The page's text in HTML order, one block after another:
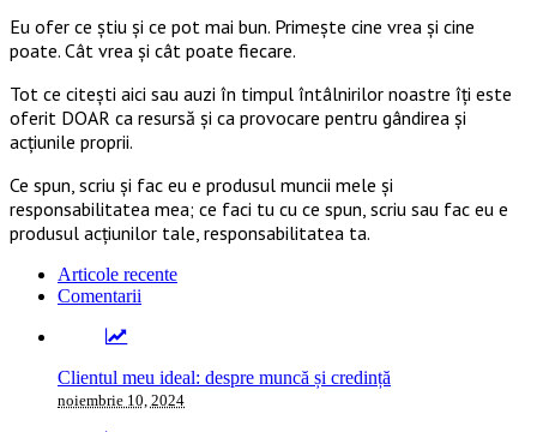
Eu ofer ce ştiu şi ce pot mai bun. Primeşte cine vrea şi cine
poate. Cât vrea şi cât poate fiecare.
Tot ce citești aici sau auzi în timpul întâlnirilor noastre îți este
oferit DOAR ca resursă şi ca provocare pentru gândirea și
acţiunile proprii.
Ce spun, scriu și fac eu e produsul muncii mele și
responsabilitatea mea; ce faci tu cu ce spun, scriu sau fac eu e
produsul acțiunilor tale, responsabilitatea ta.
Articole recente
Comentarii
Clientul meu ideal: despre muncă și credință
noiembrie 10, 2024